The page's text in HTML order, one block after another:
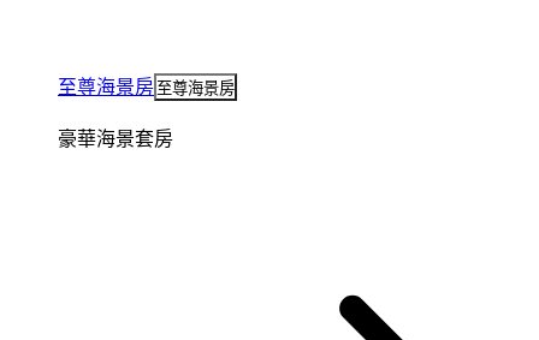
至尊海景房 至尊海景房
豪華海景套房